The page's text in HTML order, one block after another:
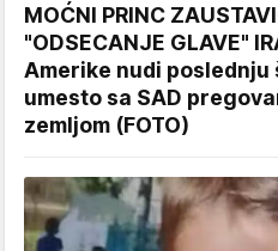
MOĆNI PRINC
"ODSECANJE GLAVE"
Amerike nudi poslednju
umesto sa SAD
zemljom (FOTO)